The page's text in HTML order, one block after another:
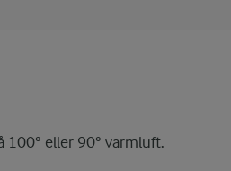
100° eller 90° varmluft.